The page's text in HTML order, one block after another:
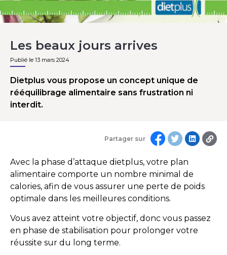
Les beaux jours arrives
Publié le 13 mars 2024
Partager sur
Dietplus vous propose un concept unique de
rééquilibrage alimentaire sans frustration ni
interdit.
Avec la phase d’attaque dietplus, votre plan
alimentaire comporte un nombre minimal de
calories, afin de vous assurer une perte de poids
optimale dans les meilleures conditions.
Vous avez atteint votre objectif, donc vous passez
en phase de stabilisation pour prolonger votre
réussite sur du long terme.